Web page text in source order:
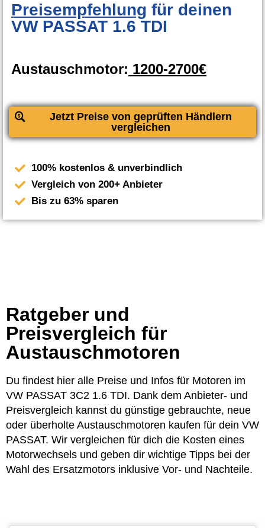
Preisempfehlung für deinen
VW PASSAT 1.6 TDI
Austauschmotor: 1200-2700€
Jetzt Preise von geprüften Händlern
vergleichen
100% kostenlos & unverbindlich
Vergleich von 200+ Anbieter
Bis zu 63% sparen
Ratgeber und
Preisvergleich für
Austauschmotoren
Du findest hier alle Preise und Infos für Motoren im
VW PASSAT 3C2 1.6 TDI. Dank dem Anbieter- und
Preisvergleich kannst du günstige gebrauchte, neue
oder überholte Austauschmotoren kaufen für dein VW
PASSAT. Wir vergleichen für dich die Kosten eines
Motorwechsels und geben dir wichtige Tipps bei der
Wahl des Ersatzmotors inklusive Vor- und Nachteile.